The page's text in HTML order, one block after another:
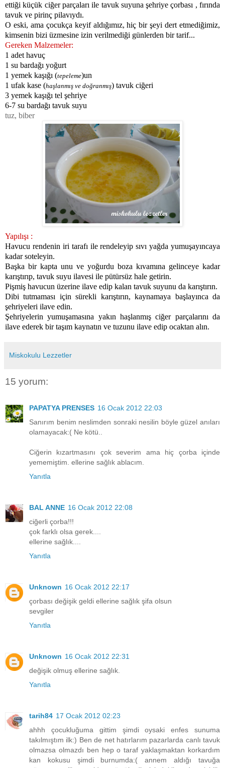
ettiği küçük ciğer parçaları ile tavuk suyuna şehriye çorbası , fırında
tavuk ve pirinç pilavıydı.
O eski, ama çocukça keyif aldığımız, hiç bir şeyi dert etmediğimiz,
kimsenin bizi üzmesine izin verilmediği günlerden bir tarif...
Gereken Malzemeler:
1 adet havuç
1 su bardağı yoğurt
1 yemek kaşığı (tepeleme)un
1 ufak kase (haşlanmış ve doğranmış) tavuk ciğeri
3 yemek kaşığı tel şehriye
6-7 su bardağı tavuk suyu
tuz, biber
Yapılışı :
Havucu rendenin iri tarafı ile rendeleyip sıvı yağda yumuşayıncaya
kadar soteleyin.
Başka bir kapta unu ve yoğurdu boza kıvamına gelinceye kadar
karıştırıp, tavuk suyu ilavesi ile pütürsüz hale getirin.
Pişmiş havucun üzerine ilave edip kalan tavuk suyunu da karıştırın.
Dibi tutmaması için sürekli karıştırın, kaynamaya başlayınca da
şehriyeleri ilave edin.
Şehriyelerin yumuşamasına yakın haşlanmış ciğer parçalarını da
ilave ederek bir taşım kaynatın ve tuzunu ilave edip ocaktan alın.
Miskokulu Lezzetler
15 yorum:
PAPATYA PRENSES 16 Ocak 2012 22:03
Sanırım benim neslimden sonraki nesilin böyle güzel anıları
olamayacak:( Ne kötü..
Ciğerin kızartmasını çok severim ama hiç çorba içinde
yememiştim. ellerine sağlık ablacım.
Yanıtla
BAL ANNE 16 Ocak 2012 22:08
ciğerli çorba!!!
çok farklı olsa gerek....
ellerine sağlık....
Yanıtla
Unknown 16 Ocak 2012 22:17
çorbası değişik geldi ellerine sağlık şifa olsun
sevgiler
Yanıtla
Unknown 16 Ocak 2012 22:31
değişik olmuş ellerine sağlık.
Yanıtla
tarih84 17 Ocak 2012 02:23
ahhh çocukluğuma gittim şimdi oysaki enfes sunuma
takılmıştım ilk:) Ben de net hatırlarım pazarlarda canlı tavuk
olmazsa olmazdı ben hep o taraf yaklaşmaktan korkardım
kan kokusu şimdi burnumda:( annem aldığı tavuğa